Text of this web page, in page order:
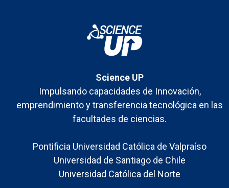
Science UP
Impulsando capacidades de Innovación,
emprendimiento y transferencia tecnológica en las
facultades de ciencias.
Pontificia Universidad Católica de Valpraíso
Universidad de Santiago de Chile
Universidad Católica del Norte